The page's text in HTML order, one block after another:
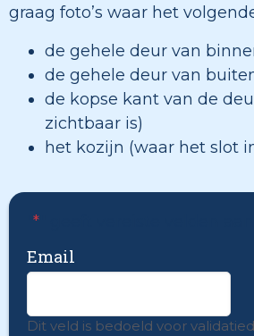
graag foto’s waar het
de gehele deur van
de gehele deur van
de kopse kant van de
zichtbaar is)
het kozijn (waar het slot
*
Email
Dit veld is bedoeld voor